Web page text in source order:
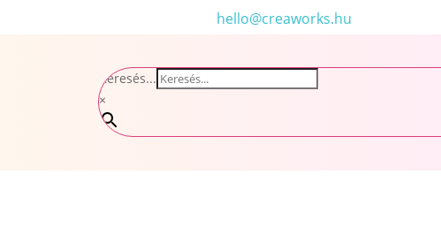
hello@creaworks.hu
Keresés...
×